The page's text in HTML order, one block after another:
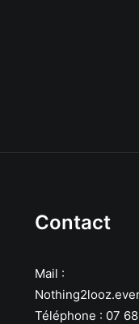
Contact
Mail :
Téléphone : 07